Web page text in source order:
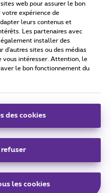
Accessibility statement
Bruxelles.
web pour assurer le bon
expérience de
leurs contenus et
Les partenaires avec
installer des
d'autres sites ou des médias
vous intéresser. Attention, le
le bon fonctionnement du
des cookies
refuser
les cookies